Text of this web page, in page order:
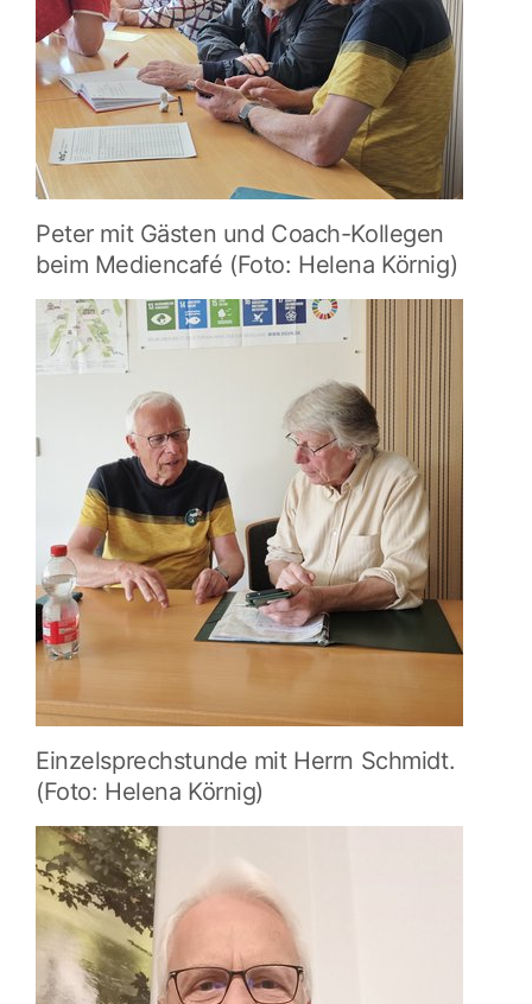
Peter mit Gästen und Coach-Kollegen
beim Mediencafé (Foto: Helena Körnig)
Einzelsprechstunde mit Herrn Schmidt.
(Foto: Helena Körnig)